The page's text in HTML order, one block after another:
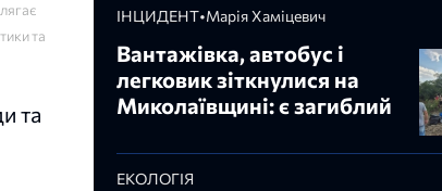
та
та
ІНЦИДЕНТ•Марія Хаміцевич
Вантажівка, автобус і
легковик зіткнулися на
Миколаївщині: є загиблий
ЕКОЛОГІЯ